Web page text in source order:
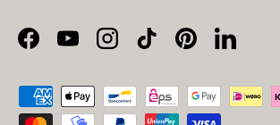
Facebook
YouTubeInstagram
TikTokPinterestLinkedIn
Zahlungsmethoden